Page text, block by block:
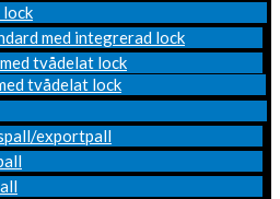
lock
med integrerad lock
tvådelat lock
tvådelat lock
exportpall